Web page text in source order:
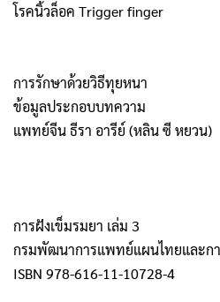
โรคนิ้วล็อค Trigger finger
การรักษาด้วยวิธีทุยหนา
ข้อมูลประกอบบทความ
แพทย์จีน ธีรา อารีย์ (หลิน ซี หยวน)
การฝังเข็มรมยา เล่ม 3
กรมพัฒนาการแพทย์แผนไทยและก
ISBN 978-616-11-10728-4